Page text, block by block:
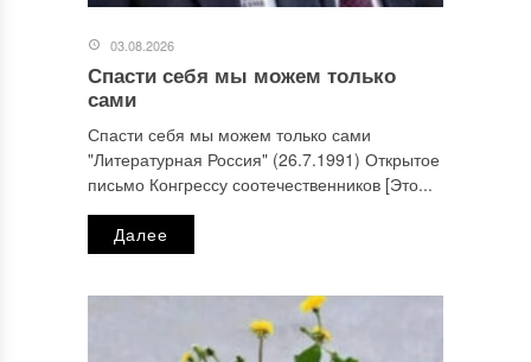
03.08.2026
Спасти себя мы можем только
сами
Спасти себя мы можем только сами
"Литературная Россия" (26.7.1991) Открытое
письмо Конгрессу соотечественников [Это...
Далее